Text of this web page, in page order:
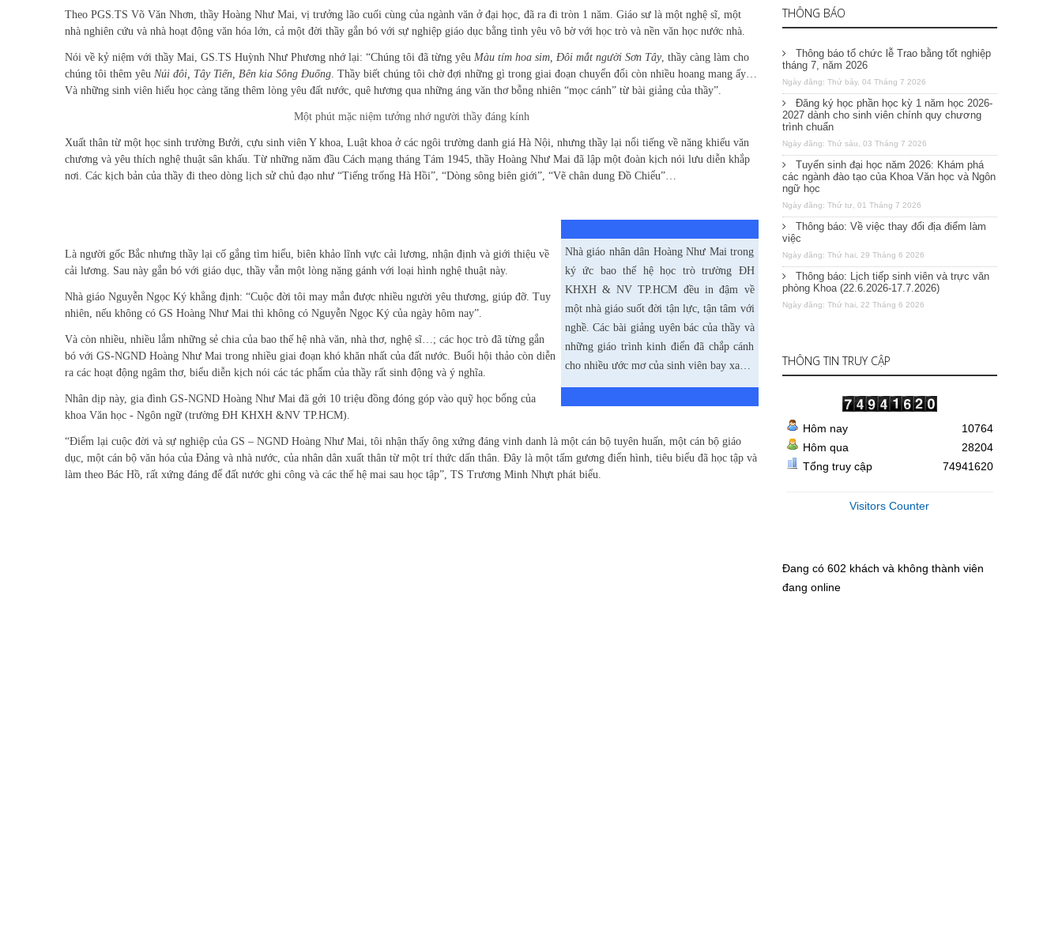
Theo PGS.TS Võ Văn Nhơn, thầy Hoàng Như Mai, vị trưởng lão cuối cùng của ngành văn ở đại học, đã ra đi tròn 1 năm. Giáo sư là một nghệ sĩ, một
nhà nghiên cứu và nhà hoạt động văn hóa lớn, cả một đời thầy gắn bó với sự nghiệp giáo dục bằng tình yêu vô bờ với học trò và nền văn học nước nhà.
Nói về kỷ niệm với thầy Mai, GS.TS Huỳnh Như Phương nhớ lại: “Chúng tôi đã từng yêu Màu tím hoa sim, Đôi mắt người Sơn Tây, thầy càng làm cho
chúng tôi thêm yêu Núi đôi, Tây Tiến, Bên kia Sông Đuống. Thầy biết chúng tôi chờ đợi những gì trong giai đoạn chuyển đổi còn nhiều hoang mang ấy…
Và những sinh viên hiếu học càng tăng thêm lòng yêu đất nước, quê hương qua những áng văn thơ bỗng nhiên “mọc cánh” từ bài giảng của thầy”.
Một phút mặc niệm tưởng nhớ người thầy đáng kính
Xuất thân từ một học sinh trường Bưởi, cựu sinh viên Y khoa, Luật khoa ở các ngôi trường danh giá Hà Nội, nhưng thầy lại nổi tiếng về năng khiếu văn
chương và yêu thích nghệ thuật sân khấu. Từ những năm đầu Cách mạng tháng Tám 1945, thầy Hoàng Như Mai đã lập một đoàn kịch nói lưu diễn khắp
nơi. Các kịch bản của thầy đi theo dòng lịch sử chủ đạo như “Tiếng trống Hà Hồi”, “Dòng sông biên giới”, “Vẽ chân dung Đồ Chiểu”…
Nhà giáo nhân dân Hoàng Như Mai trong
ký ức bao thế hệ học trò trường ĐH
KHXH & NV TP.HCM đều in đậm về
một nhà giáo suốt đời tận lực, tận tâm với
nghề. Các bài giảng uyên bác của thầy và
những giáo trình kinh điển đã chắp cánh
cho nhiều ước mơ của sinh viên bay xa…
Là người gốc Bắc nhưng thầy lại cố gắng tìm hiểu, biên khảo lĩnh vực cải lương, nhận định và giới thiệu về
cải lương. Sau này gắn bó với giáo dục, thầy vẫn một lòng nặng gánh với loại hình nghệ thuật này.
Nhà giáo Nguyễn Ngọc Ký khẳng định: “Cuộc đời tôi may mắn được nhiều người yêu thương, giúp đỡ. Tuy
nhiên, nếu không có GS Hoàng Như Mai thì không có Nguyễn Ngọc Ký của ngày hôm nay”.
Và còn nhiều, nhiều lắm những sẻ chia của bao thế hệ nhà văn, nhà thơ, nghệ sĩ…; các học trò đã từng gắn
bó với GS-NGND Hoàng Như Mai trong nhiều giai đoạn khó khăn nhất của đất nước. Buổi hội thảo còn diễn
ra các hoạt động ngâm thơ, biểu diễn kịch nói các tác phẩm của thầy rất sinh động và ý nghĩa.
Nhân dịp này, gia đình GS-NGND Hoàng Như Mai đã gởi 10 triệu đồng đóng góp vào quỹ học bổng của
khoa Văn học - Ngôn ngữ (trường ĐH KHXH &NV TP.HCM).
“Điểm lại cuộc đời và sự nghiệp của GS – NGND Hoàng Như Mai, tôi nhận thấy ông xứng đáng vinh danh là một cán bộ tuyên huấn, một cán bộ giáo
dục, một cán bộ văn hóa của Đảng và nhà nước, của nhân dân xuất thân từ một trí thức dấn thân. Đây là một tấm gương điển hình, tiêu biểu đã học tập và
làm theo Bác Hồ, rất xứng đáng để đất nước ghi công và các thế hệ mai sau học tập”, TS Trương Minh Nhựt phát biểu.
THÔNG BÁO
Thông báo tổ chức lễ Trao bằng tốt nghiệp
tháng 7, năm 2026
Ngày đăng: Thứ bảy, 04 Tháng 7 2026
Đăng ký học phần học kỳ 1 năm học 2026-
2027 dành cho sinh viên chính quy chương
trình chuẩn
Ngày đăng: Thứ sáu, 03 Tháng 7 2026
Tuyển sinh đại học năm 2026: Khám phá
các ngành đào tạo của Khoa Văn học và Ngôn
ngữ học
Ngày đăng: Thứ tư, 01 Tháng 7 2026
Thông báo: Về việc thay đổi địa điểm làm
việc
Ngày đăng: Thứ hai, 29 Tháng 6 2026
Thông báo: Lịch tiếp sinh viên và trực văn
phòng Khoa (22.6.2026-17.7.2026)
Ngày đăng: Thứ hai, 22 Tháng 6 2026
THÔNG TIN TRUY CẬP
Hôm nay
Hôm qua
Tổng truy cập
10764
28204
74941620
Visitors Counter
Đang có 602 khách và không thành viên
đang online